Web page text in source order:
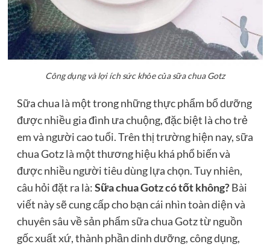
Công dụng và lợi ích sức khỏe của sữa chua Gotz
Sữa chua là một trong những thực phẩm bổ dưỡng
được nhiều gia đình ưa chuộng, đặc biệt là cho trẻ
em và người cao tuổi. Trên thị trường hiện nay, sữa
chua Gotz là một thương hiệu khá phổ biến và
được nhiều người tiêu dùng lựa chọn. Tuy nhiên,
câu hỏi đặt ra là:Sữa chua Gotz có tốt không?Bài
viết này sẽ cung cấp cho bạn cái nhìn toàn diện và
chuyên sâu về sản phẩm sữa chua Gotz từ nguồn
gốc xuất xứ, thành phần dinh dưỡng, công dụng,